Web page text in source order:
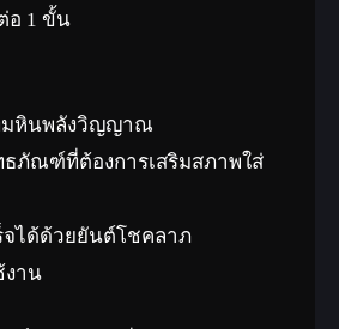
อ 1 ขั้น
มหินพลังวิญญาณ
ธภัณฑ์ที่ต้องการเสริมสภาพใส่
จได้ด้วยยันต์โชคลาภ
งาน